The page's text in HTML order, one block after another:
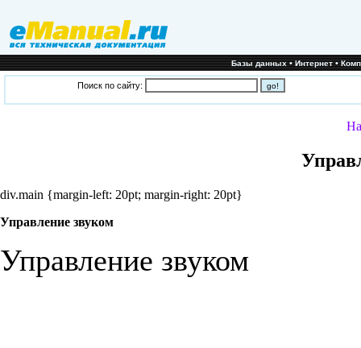
Базы данных•Интернет•
Поиск по сайту:
div.main {margin-left: 20pt; margin-right: 20pt}
Управление звуком
Управление звуком